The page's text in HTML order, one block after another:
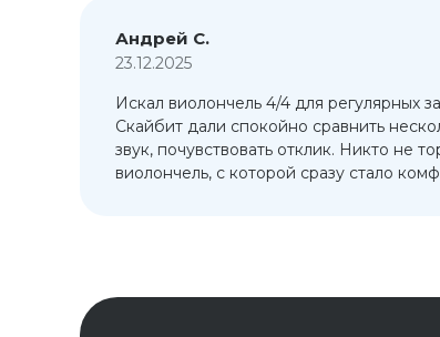
Андрей С.
23.12.2025
Искал виолончель 4/4 для регулярных
Скайбит дали спокойно сравнить
звук, почувствовать отклик. Никто не
виолончель, с которой сразу стало